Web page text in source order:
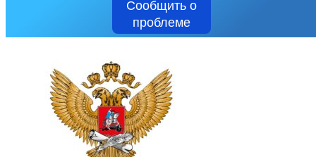
Сообщить о
проблеме